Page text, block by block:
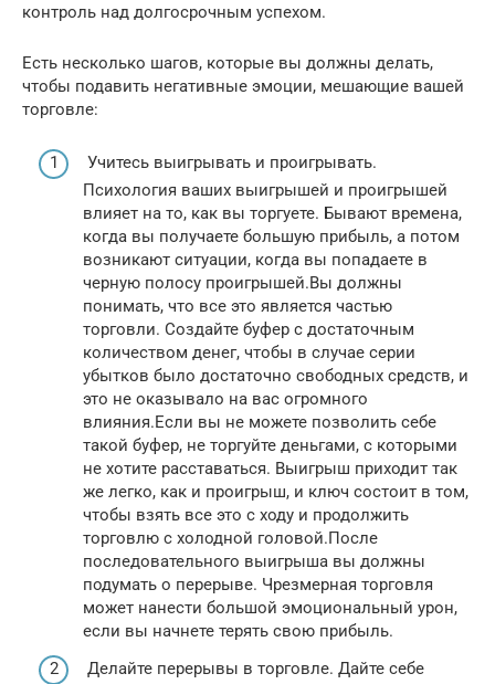
контроль над долгосрочным успехом.
Есть несколько шагов, которые вы должны делать,
чтобы подавить негативные эмоции, мешающие вашей
торговле:
Учитесь выигрывать и проигрывать.
Психология ваших выигрышей и проигрышей
влияет на то, как вы торгуете. Бывают времена,
когда вы получаете большую прибыль, а потом
возникают ситуации, когда вы попадаете в
черную полосу проигрышей.Вы должны
понимать, что все это является частью
торговли. Создайте буфер с достаточным
количеством денег, чтобы в случае серии
убытков было достаточно свободных средств, и
это не оказывало на вас огромного
влияния.Если вы не можете позволить себе
такой буфер, не торгуйте деньгами, с которыми
не хотите расставаться. Выигрыш приходит так
же легко, как и проигрыш, и ключ состоит в том,
чтобы взять все это с ходу и продолжить
торговлю с холодной головой.После
последовательного выигрыша вы должны
подумать о перерыве. Чрезмерная торговля
может нанести большой эмоциональный урон,
если вы начнете терять свою прибыль.
Делайте перерывы в торговле. Дайте себе